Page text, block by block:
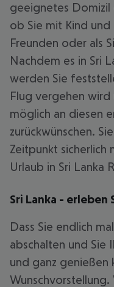
geeignetes
ob Sie mit Kind
Freunden oder als
Nachdem es in Sri
werden Sie
Flug vergehen wird
möglich an diesen
zurückwünschen.
Zeitpunkt sicherlich
Urlaub in Sri Lanka
Sri Lanka - erleben
Dass Sie endlich
abschalten und Sie
und ganz genießen